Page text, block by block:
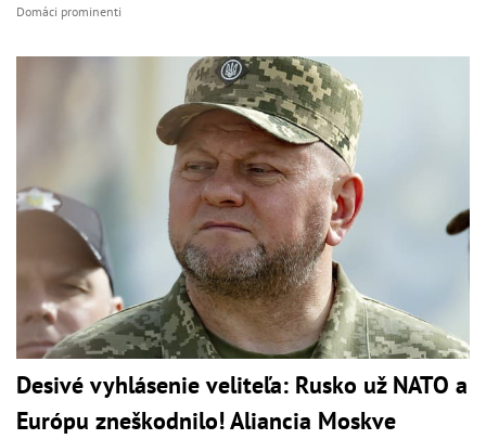
Domáci prominenti
Desivé vyhlásenie veliteľa: Rusko už NATO a
Európu zneškodnilo! Aliancia Moskve